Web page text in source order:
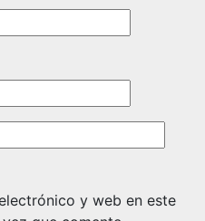
y web en este